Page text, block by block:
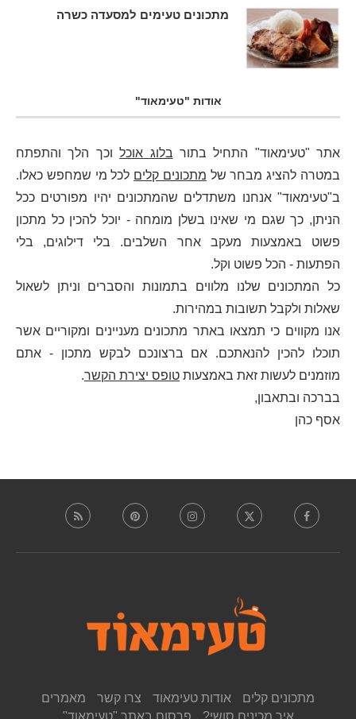
מתכונים טעימים למסעדה כשרה
אודות "טעימאוד"
אתר "טעימאוד" התחיל בתור בלוג אוכלוכך הלך והתפתח
במטרה להציג מבחר של מתכונים קלים לכל מי שמחפש כאלו.
ב"טעימאוד" אנחנו משתדלים שהמתכונים יהיו מפורטים ככל
הניתן, כך שגם מי שאינו בשלן מומחה - יוכל להכין כל מתכון
פשוט באמצעות מעקב אחר השלבים. בלי דילוגים, בלי
הפתעות - הכל פשוט וקל.
כל המתכונים שלנו מלווים בתמונות והסברים וניתן לשאול
שאלות ולקבל תשובות במהירות.
אנו מקווים כי תמצאו באתר מתכונים מעניינים ומקוריים אשר
תוכלו להכין להנאתכם. אם ברצונכם לבקש מתכון - אתם
מוזמנים לעשות זאת באמצעות טופס יצירת הקשר.
בברכה ובתאבון,
אסף כהן
מתכונים קלים אודות טעימאוד צרו קשר
מאמרים
איך מכינים סושי?
פרסום באתר "טעימאוד"